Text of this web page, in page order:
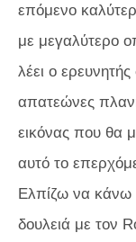
επόμενο
με μεγαλύτερο
λέει ο ερευνητής
απατεώνες
εικόνας που θα
αυτό το
Ελπίζω να κάνω
δουλειά με τον